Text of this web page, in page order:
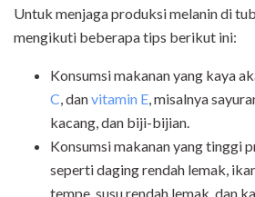
Untuk menjaga produksi melanin di
mengikuti beberapa tips berikut ini:
Konsumsi makanan yang kaya
C, danvitamin E, misalnya
kacang, dan biji-bijian.
Konsumsi makanan yang tinggi
seperti daging rendah lemak,
tempe, susu rendah lemak, dan